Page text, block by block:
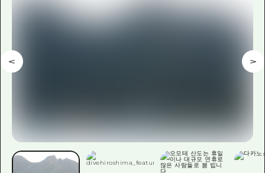
스포츠
역사/문화
치유
빈고(備後)
비북(備北)
빠른 여행
당일치기
비북(備北)
시마네(島根)현
목록
수하물 보관 및 배송 서비스
HIROSHIMA FREE Wi-Fi
HOME